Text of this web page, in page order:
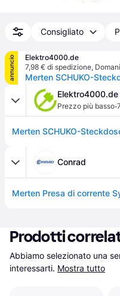
Consigliato
annuncio
Elektro4000.de
7,98 € di spedizione, Domani
Elektro4000.de
Prezzo più basso·
Conrad
Prodotti
Abbiamo selezionato una
interessarti. Mostra tutto